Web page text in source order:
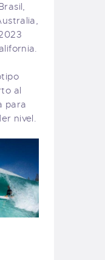
al
para
nivel.